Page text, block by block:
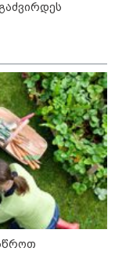
ამბობს
მონაცემები? -
ნია